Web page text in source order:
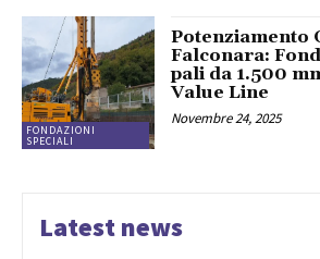
FONDAZIONI
SPECIALI
Potenziamento
Falconara:
pali da 1.500
Value Line
Novembre 24, 2025
Latest news